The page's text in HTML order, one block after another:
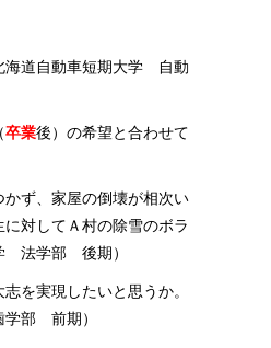
海道自動車短期大学 自動
卒業後）の希望と合わせて
ず、家屋の倒壊が相次い
対してＡ村の除雪のボラ
法学部 後期）
を実現したいと思うか。
学部 前期）